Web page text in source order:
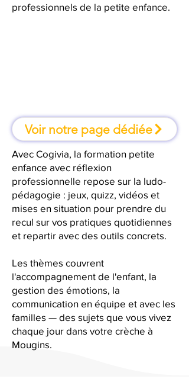
professionnels de la petite enfance.
Voir notre page dédiée
Avec Cogivia, la formation petite
enfance avec réflexion
professionnelle repose sur la ludo-
pédagogie : jeux, quizz, vidéos et
mises en situation pour prendre du
recul sur vos pratiques quotidiennes
et repartir avec des outils concrets.
Les thèmes couvrent
l'accompagnement de l'enfant, la
gestion des émotions, la
communication en équipe et avec les
familles — des sujets que vous vivez
chaque jour dans votre crèche à
Mougins.